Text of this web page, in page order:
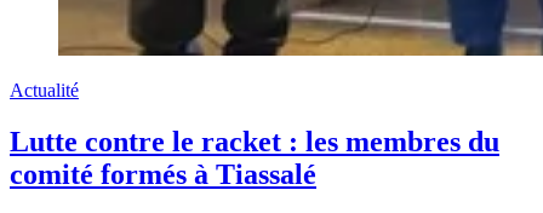
Actualité
Lutte contre le racket : les membres du
comité formés à Tiassalé